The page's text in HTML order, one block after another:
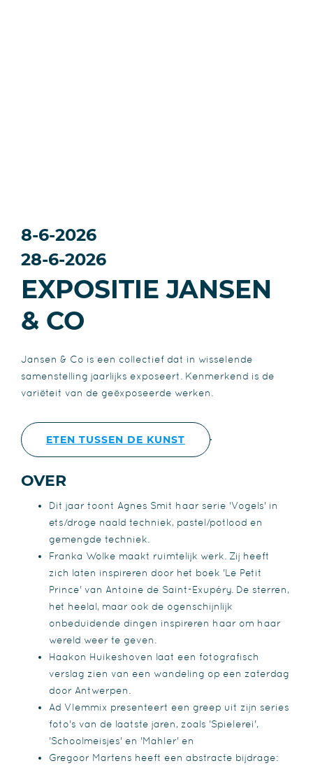
8-6-2026
28-6-2026
EXPOSITIE JANSEN
& CO
Jansen & Co is een collectief dat in wisselende
samenstelling jaarlijks exposeert. Kenmerkend is de
variëteit van de geëxposeerde werken.
ETEN TUSSEN DE KUNST
OVER
Dit jaar toont Agnes Smit haar serie 'Vogels' in
ets/droge naald techniek, pastel/potlood en
gemengde techniek.
Franka Wolke maakt ruimtelijk werk. Zij heeft
zich laten inspireren door het boek 'Le Petit
Prince' van Antoine de Saint-Exupéry. De sterren,
het heelal, maar ook de ogenschijnlijk
onbeduidende dingen inspireren haar om haar
wereld weer te geven.
Haakon Huikeshoven laat een fotografisch
verslag zien van een wandeling op een zaterdag
door Antwerpen.
Ad Vlemmix presenteert een greep uit zijn series
foto's van de laatste jaren, zoals 'Spielerei',
'Schoolmeisjes' en 'Mahler' en
Gregoor Martens heeft een abstracte bijdrage: